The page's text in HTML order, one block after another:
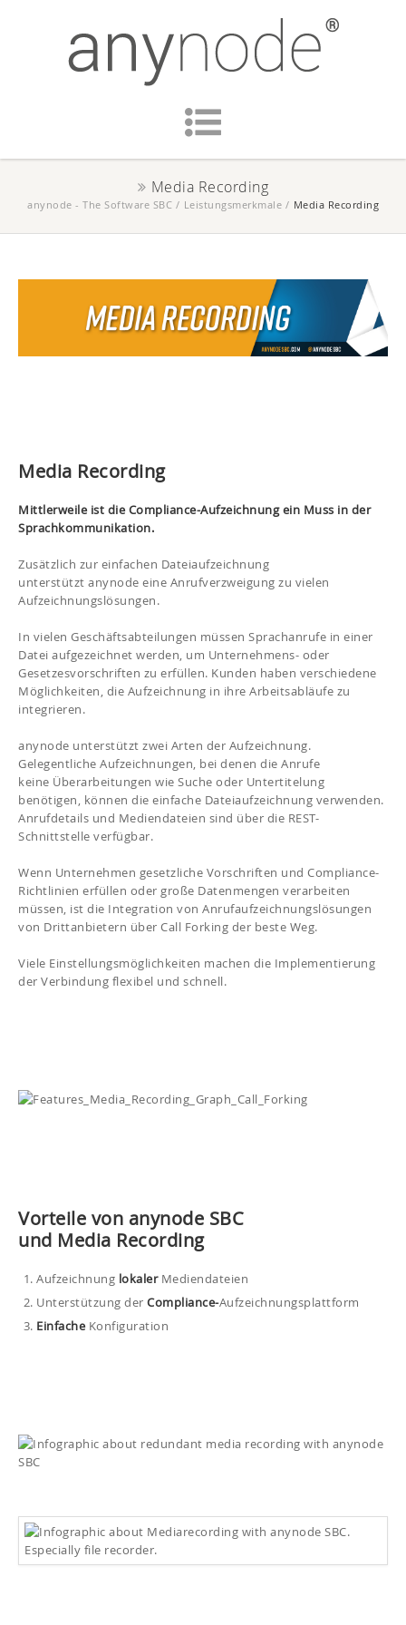
Media Recording
anynode - The Software SBC / Leistungsmerkmale / Media Recording
Media Recording
Mittlerweile ist die Compliance-Aufzeichnung ein Muss in der
Sprachkommunikation.
Zusätzlich zur einfachen Dateiaufzeichnung
unterstützt anynode eine Anrufverzweigung zu vielen
Aufzeichnungslösungen.
In vielen Geschäftsabteilungen müssen Sprachanrufe in einer
Datei aufgezeichnet werden, um Unternehmens- oder
Gesetzesvorschriften zu erfüllen. Kunden haben verschiedene
Möglichkeiten, die Aufzeichnung in ihre Arbeitsabläufe zu
integrieren.
anynode unterstützt zwei Arten der Aufzeichnung.
Gelegentliche Aufzeichnungen, bei denen die Anrufe
keine Überarbeitungen wie Suche oder Untertitelung
benötigen, können die einfache Dateiaufzeichnung verwenden.
Anrufdetails und Mediendateien sind über die REST-
Schnittstelle verfügbar.
Wenn Unternehmen gesetzliche Vorschriften und Compliance-
Richtlinien erfüllen oder große Datenmengen verarbeiten
müssen, ist die Integration von Anrufaufzeichnungslösungen
von Drittanbietern über Call Forking der beste Weg.
Viele Einstellungsmöglichkeiten machen die Implementierung
der Verbindung flexibel und schnell.
Vorteile von anynode SBC
und Media Recording
Aufzeichnung lokalerMediendateien
Unterstützung der Compliance-Aufzeichnungsplattform
EinfacheKonfiguration